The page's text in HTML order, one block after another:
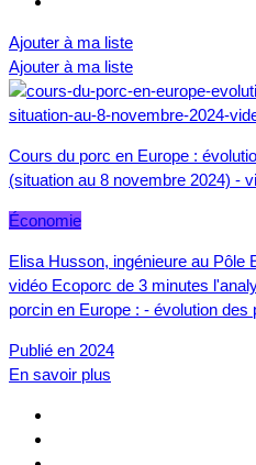
Ajouter à ma liste
Ajouter à ma liste
Cours du porc en Europe :
(situation au 8 novembre 2024) -
Économie
Elisa Husson, ingénieure au Pôle
vidéo Ecoporc de 3 minutes
porcin en Europe : - évolution
Publié en 2024
En savoir plus